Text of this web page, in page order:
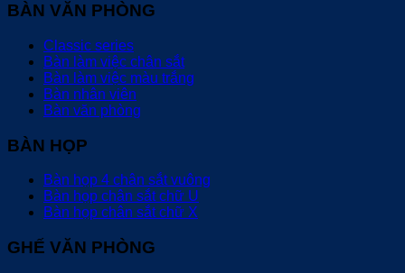
BÀN VĂN PHÒNG
Classic series
Bàn làm việc chân sắt
Bàn làm việc màu trắng
Bàn nhân viên
Bàn văn phòng
BÀN HỌP
Bàn họp 4 chân sắt vuông
Bàn họp chân sắt chữ U
Bàn họp chân sắt chữ X
GHẾ VĂN PHÒNG